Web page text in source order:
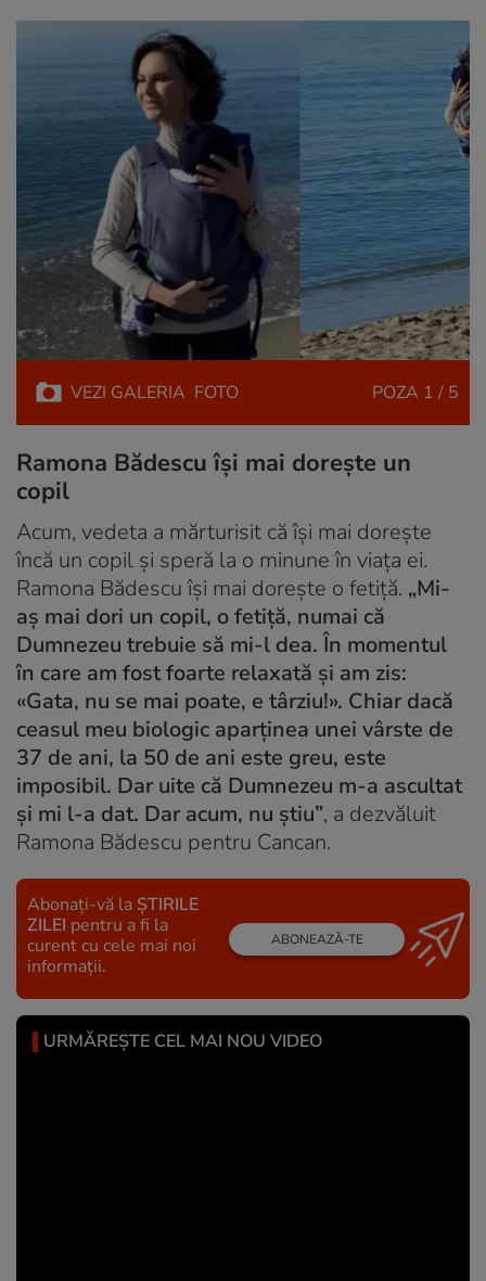
VEZI GALERIA FOTO POZA 1 / 5
Ramona Bădescu își mai dorește un
copil
Acum, vedeta a mărturisit că își mai dorește
încă un copil și speră la o minune în viața ei.
Ramona Bădescu își mai dorește o fetiță. „Mi-
aș mai dori un copil, o fetiță, numai că
Dumnezeu trebuie să mi-l dea. În momentul
în care am fost foarte relaxată și am zis:
«Gata, nu se mai poate, e târziu!». Chiar dacă
ceasul meu biologic aparținea unei vârste de
37 de ani, la 50 de ani este greu, este
imposibil. Dar uite că Dumnezeu m-a ascultat
și mi l-a dat. Dar acum, nu știu”, a dezvăluit
Ramona Bădescu pentru Cancan.
Abonați-vă la ȘTIRILE
ZILEI pentru a fi la
curent cu cele mai noi
informații.
ABONEAZĂ-TE
URMĂREȘTE CEL MAI NOU VIDEO